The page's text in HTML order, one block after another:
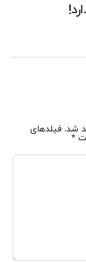
شد. فیلدهای
*